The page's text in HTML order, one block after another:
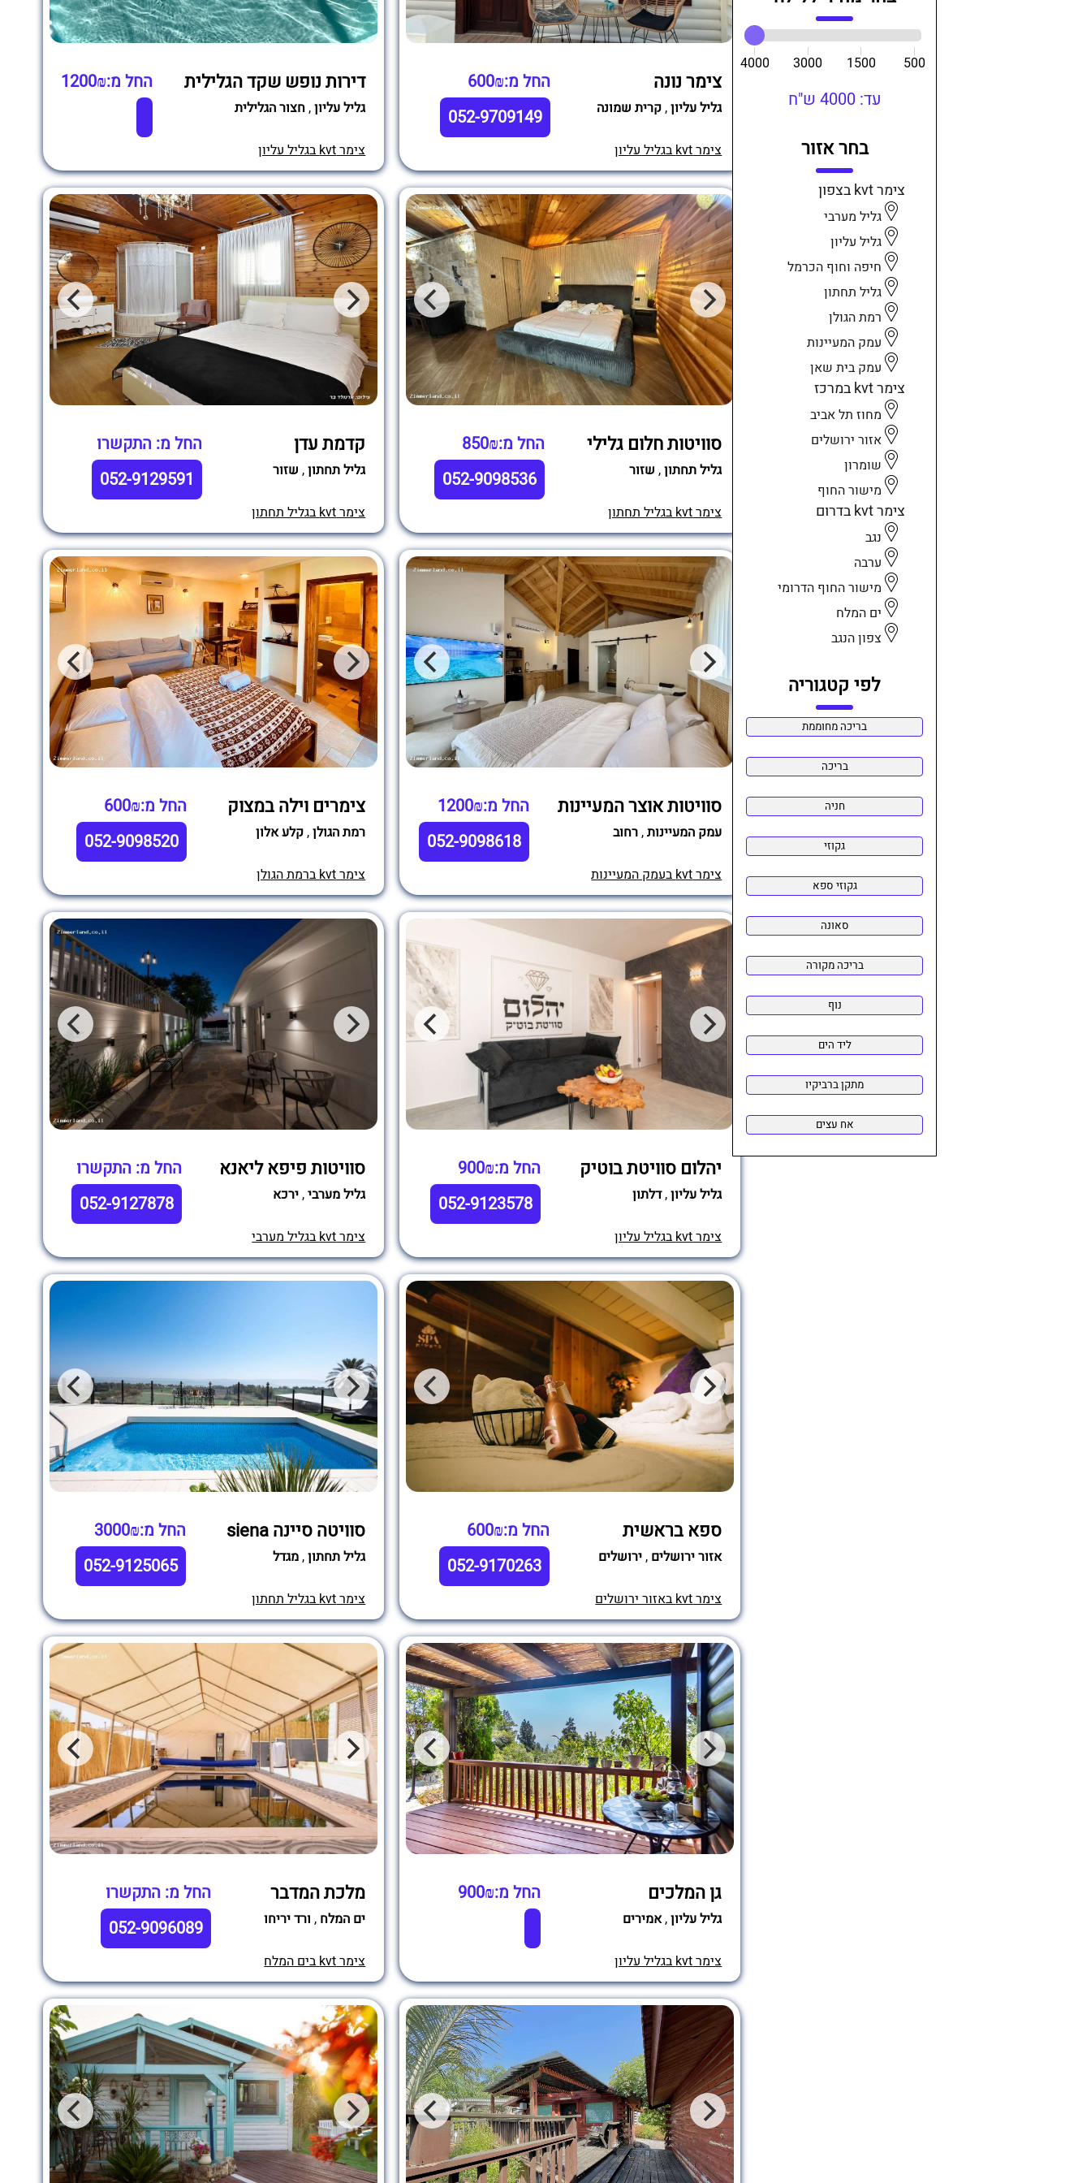
500
1500
3000
4000
עד: 4000 ש"ח
בחר אזור
צימר kvt בצפון
גליל מערבי
גליל עליון
חיפה וחוף הכרמל
גליל תחתון
רמת הגולן
עמק המעיינות
עמק בית שאן
צימר kvt במרכז
מחוז תל אביב
אזור ירושלים
שומרון
מישור החוף
צימר kvt בדרום
נגב
ערבה
מישור החוף הדרומי
ים המלח
צפון הנגב
לפי קטגוריה
צימר נונה החל מ:600₪
גליל עליון,קרית שמונה 052-9709149
צימר kvt בגליל עליון
דירות נופש שקד הגלילית החל מ:1200₪
גליל עליון,חצור הגלילית
צימר kvt בגליל עליון
סוויטות חלום גלילי החל מ:850₪
גליל תחתון, שזור 052-9098536
צימר kvt בגליל תחתון
קדמת עדן החל מ: התקשרו
גליל תחתון, שזור 052-9129591
צימר kvt בגליל תחתון
סוויטות אוצר המעיינות החל מ:1200₪
עמק המעיינות,רחוב 052-9098618
צימר kvt בעמק המעיינות
צימרים וילה במצוק החל מ:600₪
רמת הגולן,קלע אלון 052-9098520
צימר kvt ברמת הגולן
יהלום סוויטת בוטיק החל מ:900₪
גליל עליון,דלתון 052-9123578
צימר kvt בגליל עליון
סוויטות פיפא ליאנא החל מ: התקשרו
גליל מערבי,ירכא 052-9127878
צימר kvt בגליל מערבי
ספא בראשית החל מ:600₪
אזור ירושלים ,ירושלים 052-9170263
צימר kvt באזור ירושלים
סוויטה סיינה siena החל מ:3000₪
גליל תחתון,מגדל 052-9125065
צימר kvt בגליל תחתון
גן המלכים החל מ:900₪
גליל עליון,אמירים
צימר kvt בגליל עליון
מלכת המדבר החל מ: התקשרו
ים המלח , ורד יריחו 052-9096089
צימר kvt בים המלח